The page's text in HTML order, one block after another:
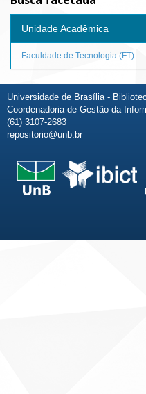
Unidade Acadêmica
Faculdade de Tecnologia (FT)
Universidade de Brasília -
Coordenadoria de Gestão da
(61) 3107-2683
repositorio@unb.br